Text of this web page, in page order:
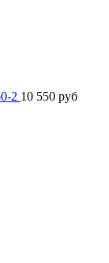
2 10 550 руб